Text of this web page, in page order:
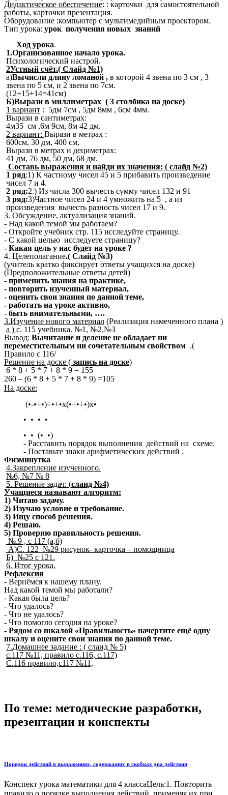
Дидактическое обеспечение: : карточки для самостоятельной
работы, карточки презентация.
Оборудование :компьютер с мультимедийным проектором.
Тип урока: урок получения новых знаний
Ход урока.
1.Организованное начало урока.
Психологический настрой.
2Устный счёт.( Слайд №1)
а)Вычисли длину ломаной , в которой 4 звена по 3 см , 3
звена по 5 см, и 2 звена по 7см.
(12+15+14=41см)
Б)Вырази в миллиметрах ( 3 столбика на доске)
1 вариант : 5дм 7см , 5дм 8мм , 6см 4мм.
Вырази в сантиметрах:
4м35 см ,6м 9см, 8м 42 дм.
2 вариант: Вырази в метрах :
600см, 30 дм, 400 см,
Вырази в метрах и дециметрах:
41 дм, 76 дм, 50 дм, 68 дм.
Составь выражения и найди их значения: ( слайд №2)
1 ряд:1) К частному чисел 45 и 5 прибавить произведение
чисел 7 и 4.
2 ряд:2.) Из числа 300 вычесть сумму чисел 132 и 91
3 ряд:3)Частное чисел 24 и 4 умножить на 5 , а из
произведения вычесть разность чисел 17 и 9.
3. Обсуждение, актуализация знаний.
- Над какой темой мы работаем?
- Откройте учебник стр. 115 исследуйте страницу.
- С какой целью исследуете страницу?
- Какая цель у нас будет на уроке ?
4. Целеполагание.( Слайд №3)
(учитель кратко фиксирует ответы учащихся на доске)
(Предположительные ответы детей)
- применить знания на практике,
- повторить изученный материал,
- оценить свои знания по данной теме,
- работать на уроке активно,
- быть внимательными, ….
3.Изучение нового материал (Реализация намеченного плана )
а ) с. 115 учебника. №1, №2,№3
Вывод: Вычитание и деление не обладает ни
переместительным ни сочетательным свойством .(
Правило с 116/
Решение на доске ( запись на доске)
6 * 8 + 5 * 7 + 8 * 9 = 155
260 – (6 * 8 + 5 * 7 + 8 * 9) =105
На доске:
(•-•+•)÷•+•х(•+•÷•)х•
• • • •
• • (• •)
- Расставить порядок выполнения действий на схеме.
- Поставьте знаки арифметических действий .
Физминутка
4.Закрепление изученного.
№6, №7 № 8
5. Решение задач: (слаид №4)
Учащиеся называют алгоритм:
1) Читаю задачу.
2) Изучаю условие и требование.
3) Ищу способ решения.
4) Решаю.
5) Проверяю правильность решения.
№.9 , с 117 (а,б)
А)С. 122 №29 рисунок- карточка – помощница
Б) №25 с 121.
6. Итог урока.
Рефлексия
- Вернёмся к нашему плану.
Над какой темой мы работали?
- Какая была цель?
- Что удалось?
- Что не удалось?
- Что помогло сегодня на уроке?
- Рядом со шкалой «Правильность» начертите ещё одну
шкалу и оцените свои знания по данной теме.
7.Домашнее задание : ( слаид № 5)
с.117 №11, правило с.116, с.117)
С.116 правило,с117 №11,
По теме: методические разработки,
презентации и конспекты
Порядок действий в выражениях, содержащих в скобках два действия
Конспект урока математики для 4 классаЦель:1. Повторить